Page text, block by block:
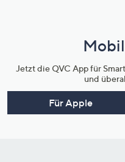
Jetzt die QVC App für
und
Für Apple